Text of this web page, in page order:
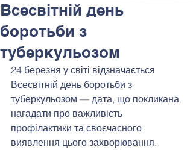
Всесвітній день
боротьби з
туберкульозом
24 березня у світі відзначається
Всесвітній день боротьби з
туберкульозом — дата, що покликана
нагадати про важливість
профілактики та своєчасного
виявлення цього захворювання.